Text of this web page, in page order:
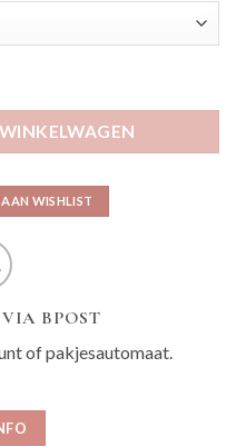
WISHLIST
BPOST
of pakjesautomaat.